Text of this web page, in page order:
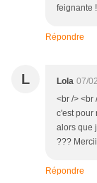
feignante
Répondre
L Lola 07/
<br /> <br
c'est pour
alors que
???
Répondre